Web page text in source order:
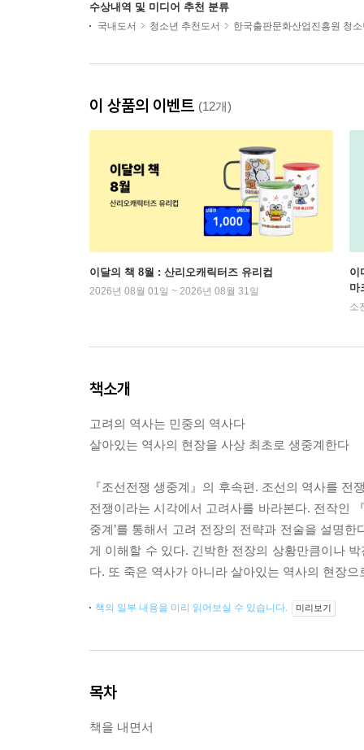
수상내역 및 미디어 추천 분류
국내도서 청소년 추천도서 한국출판문화산업진흥원 청
이 상품의 이벤트 (12개)
이달의 책 8월 : 산리오캐릭터즈 유리컵
2026년 08월 01일 ~ 2026년 08월 31일
이
마
소
책소개
고려의 역사는 민중의 역사다
살아있는 역사의 현장을 사상 최초로 생중계한다
『조선전쟁 생중계』의 후속편. 조선의 역사를
전쟁이라는 시각에서 고려사를 바라본다. 전작인
중계’를 통해서 고려 전장의 전략과 전술을 설명
게 이해할 수 있다. 긴박한 전장의 상황만큼이나
다. 또 죽은 역사가 아니라 살아있는 역사의 현장
책의 일부 내용을 미리 읽어보실 수 있습니다. 미리보기
목차
책을 내면서